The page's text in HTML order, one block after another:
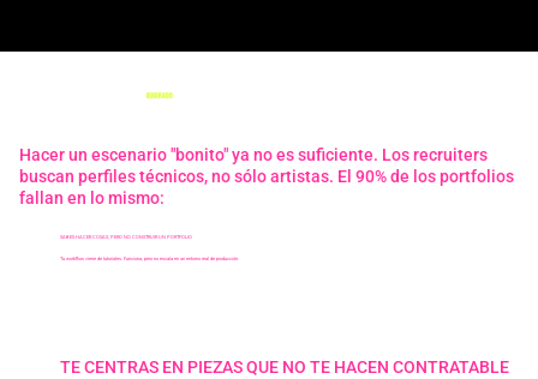
Hacer un escenario "bonito" ya no es suficiente. Los recruiters
buscan perfiles técnicos, no sólo artistas. El 90% de los portfolios
fallan en lo mismo:
SABES HACER COSAS, PERO NO CONSTRUIR UN PORTFOLIO
Tu workflow viene de tutoriales. Funciona, pero no escala en un entorno real de producción.
TE CENTRAS EN PIEZAS QUE NO TE HACEN CONTRATABLE
IGNORADO